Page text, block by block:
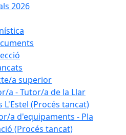
2026
a superior
a - Tutor/a de la Llar
(Procés tancat)
a d'equipaments - Pla
(Procés tancat)